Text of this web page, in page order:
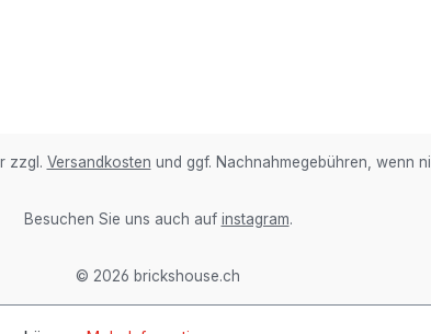
zzgl. Versandkosten und ggf. Nachnahmegebühren, wenn
Besuchen Sie uns auch auf instagram.
© 2026 brickshouse.ch